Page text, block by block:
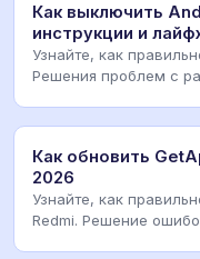
Как выключить
инструкции и
Узнайте, как
Решения проблем с
Как обновить
2026
Узнайте, как
Redmi. Решение